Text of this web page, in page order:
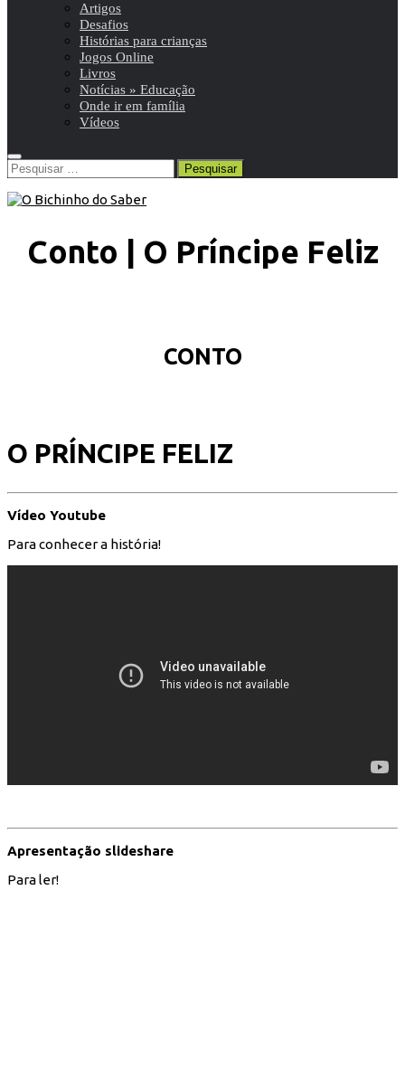
Artigos
Desafios
Histórias para crianças
Jogos Online
Livros
Notícias » Educação
Onde ir em família
Vídeos
Pesquisar
por:
Conto | O Príncipe Feliz
CONTO
O PRÍNCIPE FELIZ
Vídeo Youtube
Para conhecer a história!
Apresentação slideshare
Para ler!